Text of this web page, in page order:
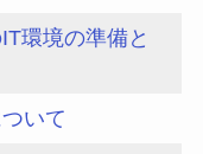
環境の準備と
いて